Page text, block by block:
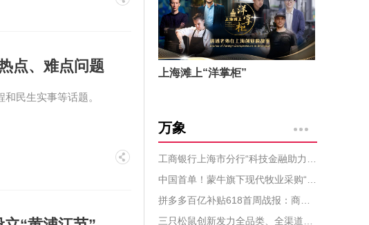
点、难点问题
民生实事等话题。
上海滩上“洋掌柜”
万象
拼多多百亿补贴618首周战报：商家数量同比增超九成，手机家电补贴超10亿